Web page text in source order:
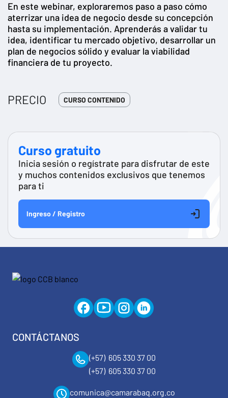
En este webinar, exploraremos paso a paso cómo
aterrizar una idea de negocio desde su concepción
hasta su implementación. Aprenderás a validar tu
idea, identificar tu mercado objetivo, desarrollar un
plan de negocios sólido y evaluar la viabilidad
financiera de tu proyecto.
PRECIO CURSO CONTENIDO
Curso gratuito
Inicia sesión o regístrate para disfrutar de este
y muchos contenidos exclusivos que tenemos
para ti
Ingreso / Registro
CONTÁCTANOS
(+57) 605 330 37 00
(+57) 605 330 37 00
comunica@camarabaq.org.co